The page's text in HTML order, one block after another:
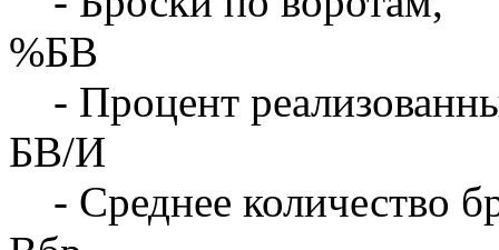
%БВ
- Процент
БВ/И
- Среднее количество